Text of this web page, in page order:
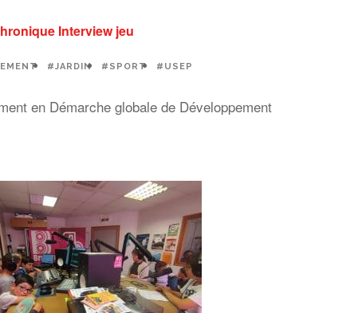
Interview jeu
#JARDIN #SPORT #USEP
en Démarche globale de Développement